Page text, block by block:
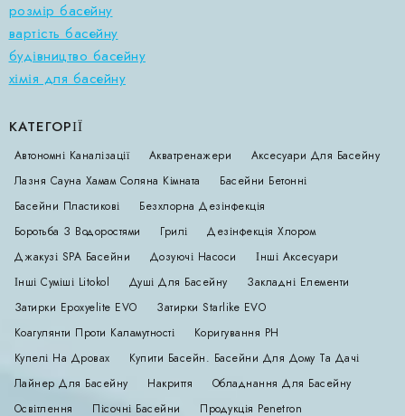
розмір басейну
вартість басейну
будівництво басейну
хімія для басейну
КАТЕГОРІЇ
Автономні Каналізації Акватренажери
Аксесуари Для Басейну
Лазня Сауна Хамам Соляна Кімната
Басейни Бетонні
Басейни Пластикові
Безхлорна Дезінфекція
Боротьба З Водоростями
Грилі
Дезінфекція Хлором
Джакузі SPA Басейни
Дозуючі Насоси
Інші Аксесуари
Інші Суміші Litokol
Душі Для Басейну
Закладні Елементи
Затирки Epoxyelite EVO
Затирки Starlike EVO
Коагулянти Проти Каламутності
Коригування РН
Купелі На Дровах
Купити Басейн. Басейни Для Дому Та Дачі
Лайнер Для Басейну
Накриття
Обладнання Для Басейну
Освітлення
Пісочні Басейни Продукція Penetron